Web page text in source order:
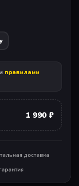
и правилами
1 990 ₽
доставка